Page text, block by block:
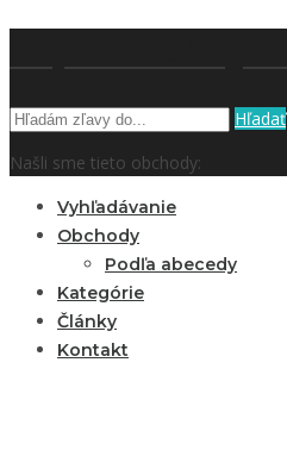
Hľadať
Našli sme tieto obchody:
Vyhľadávanie
Obchody
Podľa abecedy
Kategórie
Články
Kontakt